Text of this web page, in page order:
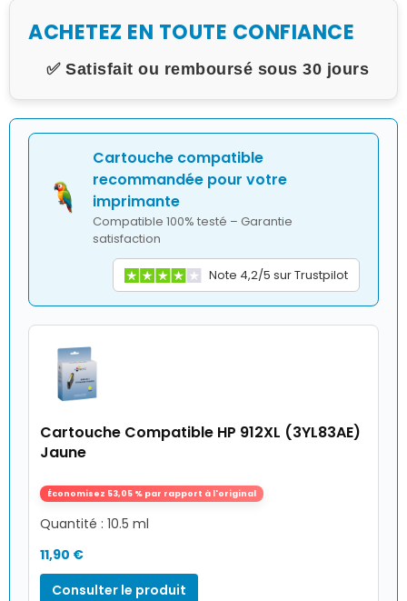
ACHETEZ EN TOUTE CONFIANCE
✅ Satisfait ou remboursé sous 30 jours
Cartouche compatible
recommandée pour votre
imprimante
Compatible 100% testé – Garantie
satisfaction
Note 4,2/5 sur Trustpilot
Cartouche Compatible HP 912XL (3YL83AE)
Jaune
Économisez 53,05 % par rapport à l'original
Quantité : 10.5 ml
11,90 €
Consulter le produit